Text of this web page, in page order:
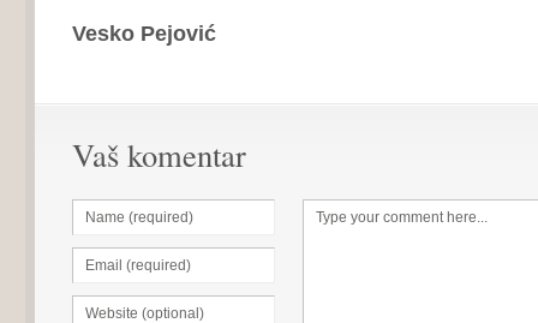
Vesko Pejović
Vaš komentar